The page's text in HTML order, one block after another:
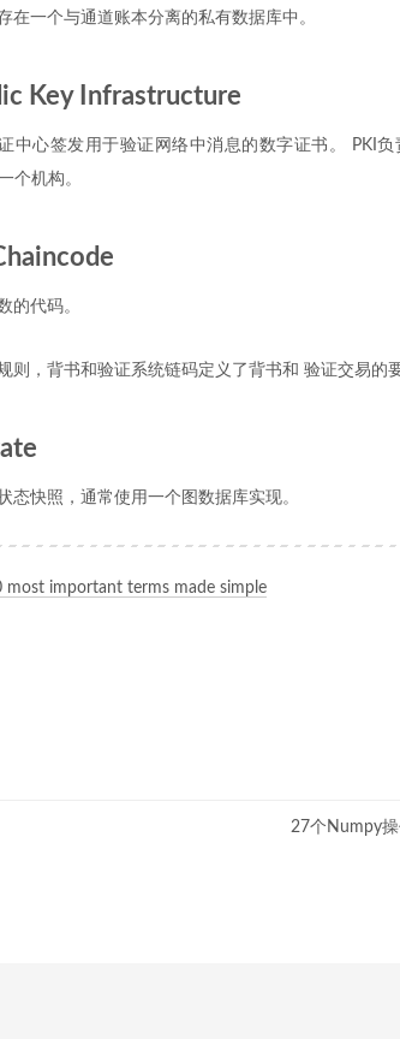
一个与通道账本分离的私有数据库中。
Key Infrastructure
中心签发用于验证网络中消息的数字证书。 PKI
个机构。
的代码。
则，背书和验证系统链码定义了背书和 验证交易的
快照，通常使用一个图数据库实现。
most important terms made simple
27个Numpy